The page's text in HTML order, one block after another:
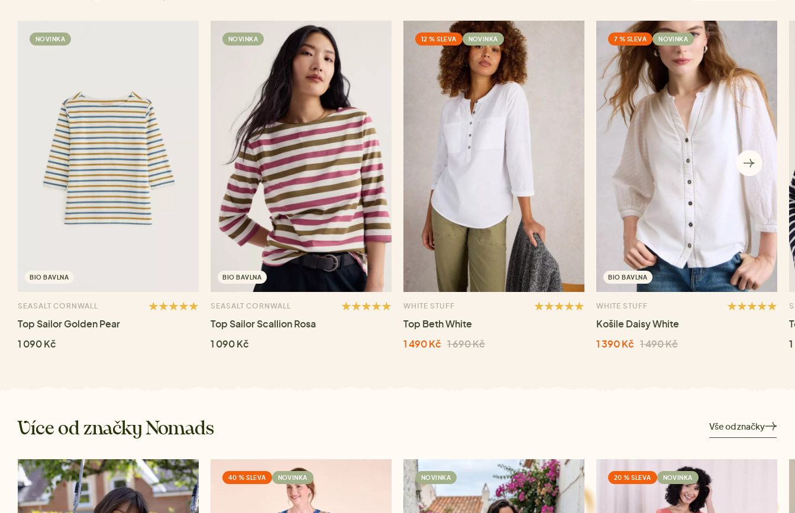
NOVINKA
BIO BAVLNA
SEASALT CORNWALL
Top Sailor Golden Pear
1 090 Kč
NOVINKA
BIO BAVLNA
SEASALT CORNWALL
Top Sailor Scallion Rosa
1 090 Kč
12 % SLEVA NOVINKA
WHITE STUFF
Top Beth White
1 490 Kč 1 690 Kč
7 % SLEVA NOVINKA
BIO BAVLNA
WHITE STUFF
Košile Daisy White
1 390 Kč 1 490 Kč
Více od značky Nomads Vše od značky
40 % SLEVA NOVINKA NOVINKA 20 % SLEVA NOVINKA